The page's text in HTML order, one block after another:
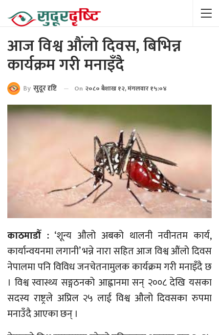
आज विश्व औंलो दिवस, बिभिन्न
कार्यक्रम गरी मनाइँदै
By सुदूर दृष्टि On २०८० बैशाख १२, मंगलवार १५:०४
काठमाडौँ : ‘शून्य औलो अबको थालनी नवीनतम कार्य,
कार्यान्वयनमा लगानी’ भन्ने नारा सहित आज विश्व औंलो दिवस
नेपालमा पनि विविध जनचेतनामुलक कार्यक्रम गरी मनाइँदै छ
। विश्व स्वास्थ्य सङ्गठनको आह्वानमा सन् २००८ देखि यसका
सदस्य राष्ट्रले अप्रिल २५ लाई विश्व औलो दिवसका रुपमा
मनाउँदै आएका छन् ।